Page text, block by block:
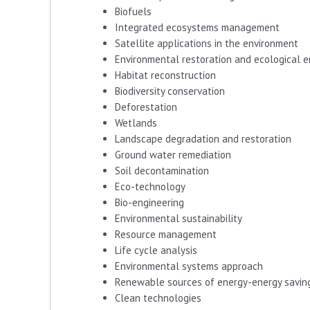
Biofuels
Integrated ecosystems management
Satellite applications in the environment
Environmental restoration and ecological
Habitat reconstruction
Biodiversity conservation
Deforestation
Wetlands
Landscape degradation and restoration
Ground water remediation
Soil decontamination
Eco-technology
Bio-engineering
Environmental sustainability
Resource management
Life cycle analysis
Environmental systems approach
Renewable sources of energy-energy
Clean technologies